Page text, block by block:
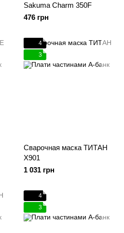
Sakuma Charm 350F
476 грн
4
3
Сварочная маска ТИТАН
X901
1 031 грн
4
3